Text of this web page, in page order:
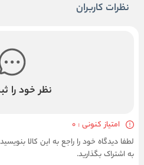
نظرات کاربران
نظر خود را
امتیاز کنونی : 0
لطفا دیدگاه خود را راجع به این کالا
به اشتراک بگذارید.